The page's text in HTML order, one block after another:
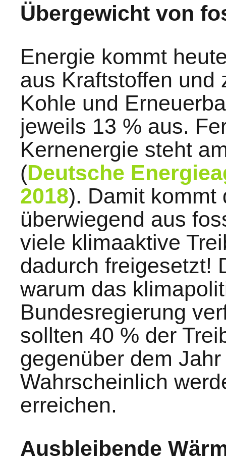
Übergewicht von
Energie kommt
aus Kraftstoffen und
Kohle und
jeweils 13 % aus.
Kernenergie steht
(Deutsche
2018). Damit kommt
überwiegend aus
viele klimaaktive
dadurch freigesetzt!
warum das
Bundesregierung
sollten 40 % der
gegenüber dem
Wahrscheinlich
erreichen.
Ausbleibende